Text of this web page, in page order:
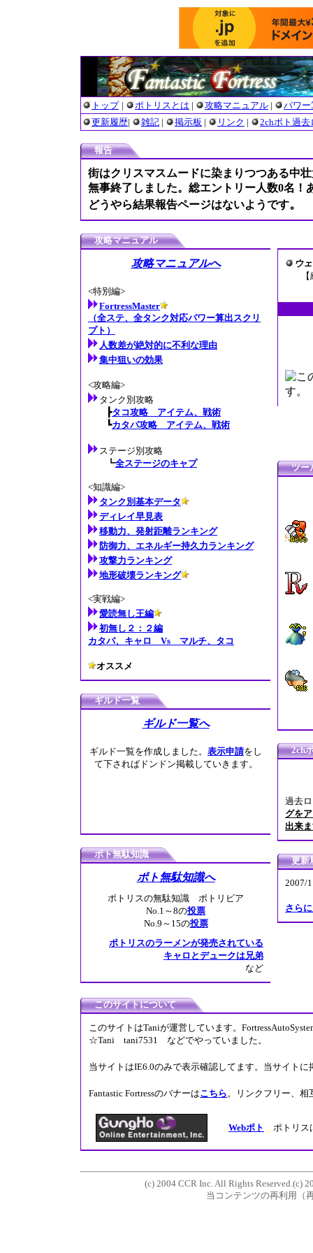
トップ | ポトリスとは | 攻略マニュアル |
パワー
更新履歴| 雑記 | 掲示板 | リンク | 2chポト過去
報告
街はクリスマスムードに染まりつつある中
無事終了しました。総エントリー人数0名！
どうやら結果報告ページはないようです。
攻略マニュアル
攻略マニュアルへ
<特別編>
FortressMaster
（全ステ、全タンク対応パワー算出スクリ
プト）
人数差が絶対的に不利な理由
集中狙いの効果
<攻略編>
タンク別攻略
┣タコ攻略 アイテム、戦術
┗カタパ攻略 アイテム、戦術
ステージ別攻略
┗全ステージのキャプ
<知識編>
タンク別基本データ
ディレイ早見表
移動力、発射距離ランキング
防御力、エネルギー持久力ランキング
攻撃力ランキング
地形破壊ランキング
<実戦編>
愛読無し王編
初無し２：２編
カタパ、キャロ Vs マルチ、タコ
オススメ
ギルド一覧
ギルド一覧へ
ギルド一覧を作成しました。 表示申請をし
て下さればドンドン掲載していきます。
ポト無駄知識
ポト無駄知識へ
ポトリスの無駄知識 ポトリビア
No.1～8の投票
No.9～15の投票
ポトリスのラーメンが発売されている
キャロとデュークは兄弟
など
ウ
ツー
2ch
過去
グを
出来
更新
さら
このサイトについて
このサイトはTaniが運営しています。
☆Tani tani7531 などでやっていました。
当サイトはIE6.0のみで表示確認してます。当サイト
Fantastic Fortressのバナーはこちら。リンクフリー、相
Webポト ポトリス
(c) 2004 CCR Inc. All Rights Reserved.(c)
当コンテンツの再利用（